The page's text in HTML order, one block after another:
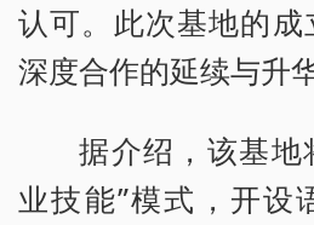
认可。此次基地的
深度合作的延续与升华
据介绍，该基地
业技能”模式，开设